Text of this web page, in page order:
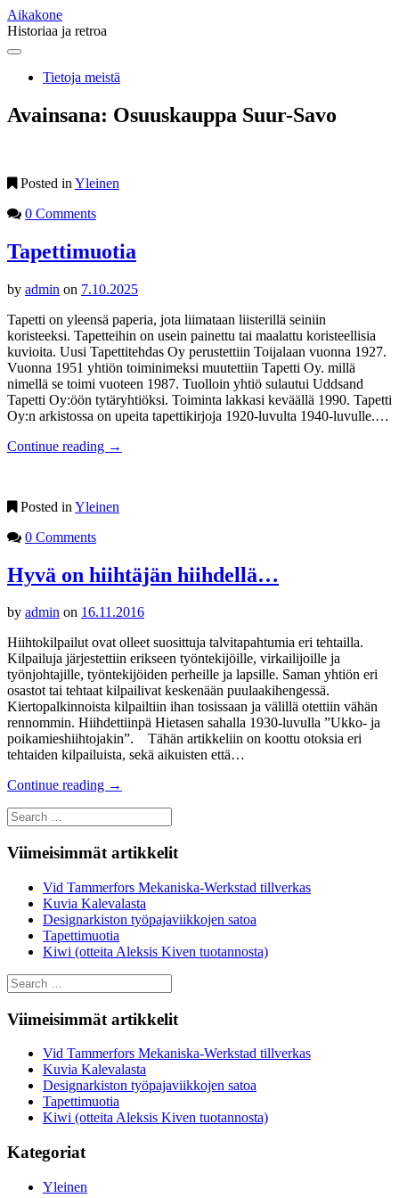
Aikakone
Historiaa ja retroa
Main
Skip
contentTietoja meistä
Avainsana: Osuuskauppa Suur-Savo
Posted in Yleinen
0 Comments
Tapettimuotia
by admin on 7.10.2025
Tapetti on yleensä paperia, jota liimataan liisterillä seiniin
koristeeksi. Tapetteihin on usein painettu tai maalattu koristeellisia
kuvioita. Uusi Tapettitehdas Oy perustettiin Toijalaan vuonna 1927.
Vuonna 1951 yhtiön toiminimeksi muutettiin Tapetti Oy. millä
nimellä se toimi vuoteen 1987. Tuolloin yhtiö sulautui Uddsand
Tapetti Oy:öön tytäryhtiöksi. Toiminta lakkasi keväällä 1990. Tapetti
Oy:n arkistossa on upeita tapettikirjoja 1920-luvulta 1940-luvulle.…
Continue reading →
Posted in Yleinen
0 Comments
Hyvä on hiihtäjän hiihdellä…
by admin on 16.11.2016
Hiihtokilpailut ovat olleet suosittuja talvitapahtumia eri tehtailla.
Kilpailuja järjestettiin erikseen työntekijöille, virkailijoille ja
työnjohtajille, työntekijöiden perheille ja lapsille. Saman yhtiön eri
osastot tai tehtaat kilpailivat keskenään puulaakihengessä.
Kiertopalkinnoista kilpailtiin ihan tosissaan ja välillä otettiin vähän
rennommin. Hiihdettiinpä Hietasen sahalla 1930-luvulla ”Ukko- ja
poikamieshiihtojakin”. Tähän artikkeliin on koottu otoksia eri
tehtaiden kilpailuista, sekä aikuisten että…
Continue reading →
Search
for:
Viimeisimmät artikkelit
Vid Tammerfors Mekaniska-Werkstad tillverkas
Kuvia Kalevalasta
Designarkiston työpajaviikkojen satoa
Tapettimuotia
Kiwi (otteita Aleksis Kiven tuotannosta)
Search
for:
Viimeisimmät artikkelit
Vid Tammerfors Mekaniska-Werkstad tillverkas
Kuvia Kalevalasta
Designarkiston työpajaviikkojen satoa
Tapettimuotia
Kiwi (otteita Aleksis Kiven tuotannosta)
Kategoriat
Yleinen